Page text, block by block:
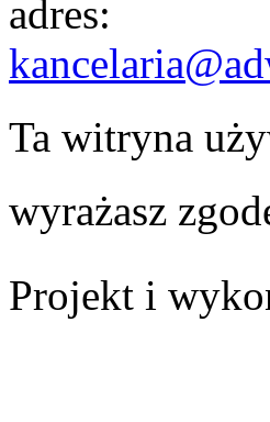
adres:
Ta witryna
wyrażasz
Projekt i